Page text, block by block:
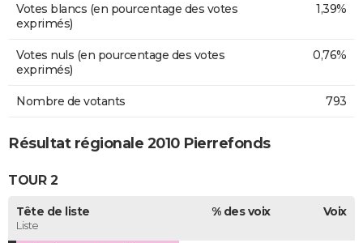
Votes blancs (en pourcentage des votes
exprimés)
1,39%
Votes nuls (en pourcentage des votes
exprimés)
0,76%
Nombre de votants 793
Résultat régionale 2010 Pierrefonds
TOUR 2
Tête de liste
Liste
% des voix Voix